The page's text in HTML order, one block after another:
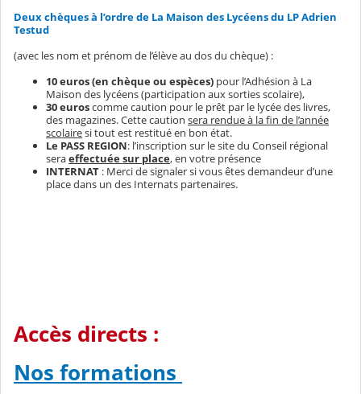
Deux chèques à l’ordre de La Maison des Lycéens du LP Adrien
Testud
(avec les nom et prénom de l’élève au dos du chèque) :
10 euros (en chèque ou espèces) pour l’Adhésion à La
Maison des lycéens (participation aux sorties scolaire),
30 euroscomme caution pour le prêt par le lycée des livres,
des magazines. Cette caution sera rendue à la fin de l’année
scolairesi tout est restitué en bon état.
Le PASS REGION: l’inscription sur le site du Conseil régional
seraeffectuée sur place, en votre présence
INTERNAT : Merci de signaler si vous êtes demandeur d’une
place dans un des Internats partenaires.
Accès directs :
Nos formations